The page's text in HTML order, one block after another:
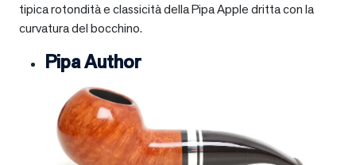
tipica rotondità e classicità della Pipa Apple dritta con la
curvatura del bocchino.
Pipa Author